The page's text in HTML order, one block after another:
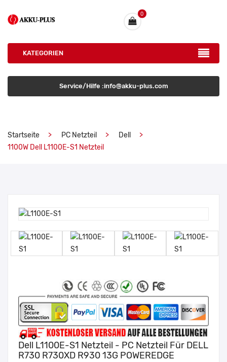
0
KATEGORIEN
Service/Hilfe :info@akku-plus.com
Startseite PC Netzteil
Dell
1100W Dell L1100E-S1 Netzteil
Dell L1100E-S1 Netzteil - PC Netzteil Für DELL
R730 R730XD R930 13G POWEREDGE